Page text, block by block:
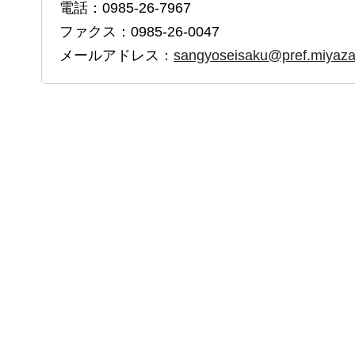
電話：0985-26-7967
ファクス：0985-26-0047
メールアドレス：